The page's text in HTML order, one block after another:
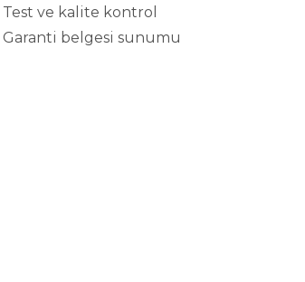
Test ve kalite kontrol
Garanti belgesi sunumu